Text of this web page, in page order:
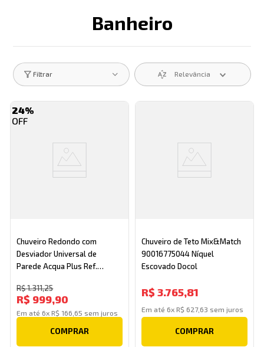
Banheiro
Descrição search
Filtrar Relevância
24%
Chuveiro Redondo com
Desviador Universal de
Parede Acqua Plus Ref.
Deca
R$1.311,25
R$ 999,90
Em até6xR$ 166 ,65 sem juros
COMPRAR
Chuveiro de Teto Mix&Match
90016775044 Níquel
Escovado Docol
R$ 3.765,81
Em até 6x R$ 627,63 sem juros
COMPRAR